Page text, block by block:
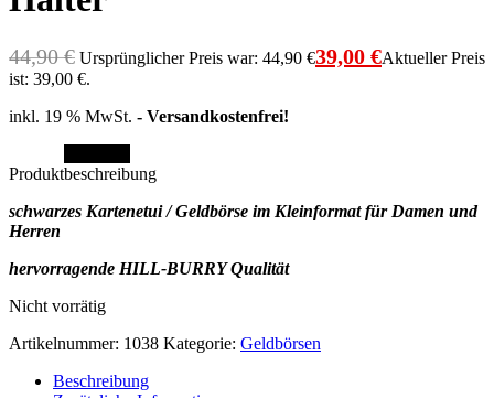
44,90€ Ursprünglicher Preis war: 44,90 €39,00 €Aktueller Preis
ist: 39,00 €.
inkl. 19 % MwSt. - Versandkostenfrei!
Produktbeschreibung
schwarzes Kartenetui / Geldbörse im Kleinformat für Damen und
Herren
hervorragende HILL-BURRY Qualität
Nicht vorrätig
Artikelnummer: 1038 Kategorie: Geldbörsen
Beschreibung